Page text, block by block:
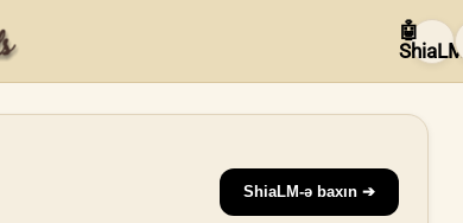
🤖
ShiaLM
ShiaLM-ə baxın ➔